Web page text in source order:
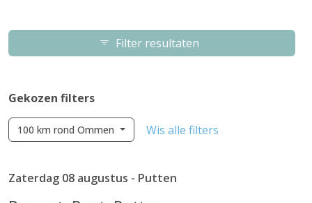
Filter resultaten
Gekozen filters
100 km rond Ommen Wis alle filters
Zaterdag 08 augustus - Putten